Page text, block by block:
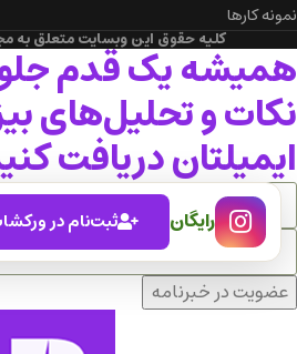
نمونه کارها
کلیه حقوق این وبسایت متعلق به
رایگان ثبت‌نام در
همیشه یک قدم
نکات و تحلیل‌های
ایمیلتان دریافت
عضویت در خبرنامه